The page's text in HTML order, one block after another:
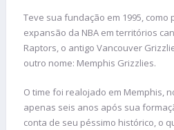
Teve sua fundação em 1995,
expansão da NBA em territórios
Raptors, o antigo Vancouver
outro nome: Memphis Grizzlies.
O time foi realojado em Memphis,
apenas seis anos após sua
conta de seu péssimo histórico, o